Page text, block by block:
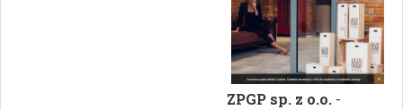
ZPGP sp. z o.o. -